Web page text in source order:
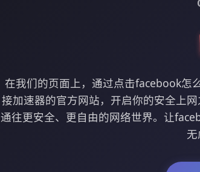
在我们的页面上，通过点击facebook怎
接加速器的官方网站，开启你的安全上
通往更安全、更自由的网络世界。让
无